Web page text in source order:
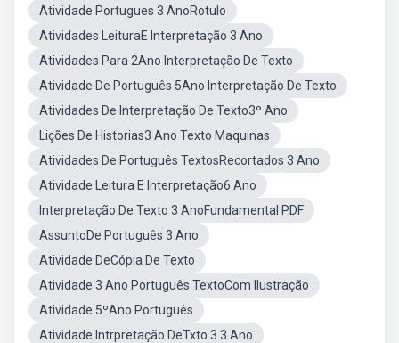
Atividade Portugues 3 AnoRotulo
Atividades LeituraE Interpretação 3 Ano
Atividades Para 2Ano Interpretação De Texto
Atividade De Português 5Ano Interpretação De Texto
Atividades De Interpretação De Texto3º Ano
Lições De Historias3 Ano Texto Maquinas
Atividades De Português TextosRecortados 3 Ano
Atividade Leitura E Interpretação6 Ano
Interpretação De Texto 3 AnoFundamental PDF
AssuntoDe Português 3 Ano
Atividade DeCópia De Texto
Atividade 3 Ano Português TextoCom Ilustração
Atividade 5ºAno Português
Atividade Intrpretação DeTxto 3 3 Ano